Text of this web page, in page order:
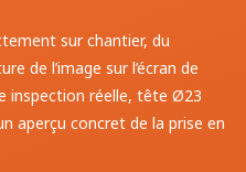
sur chantier, du
de l’image sur l’écran de
inspection réelle, tête Ø23
aperçu concret de la prise en